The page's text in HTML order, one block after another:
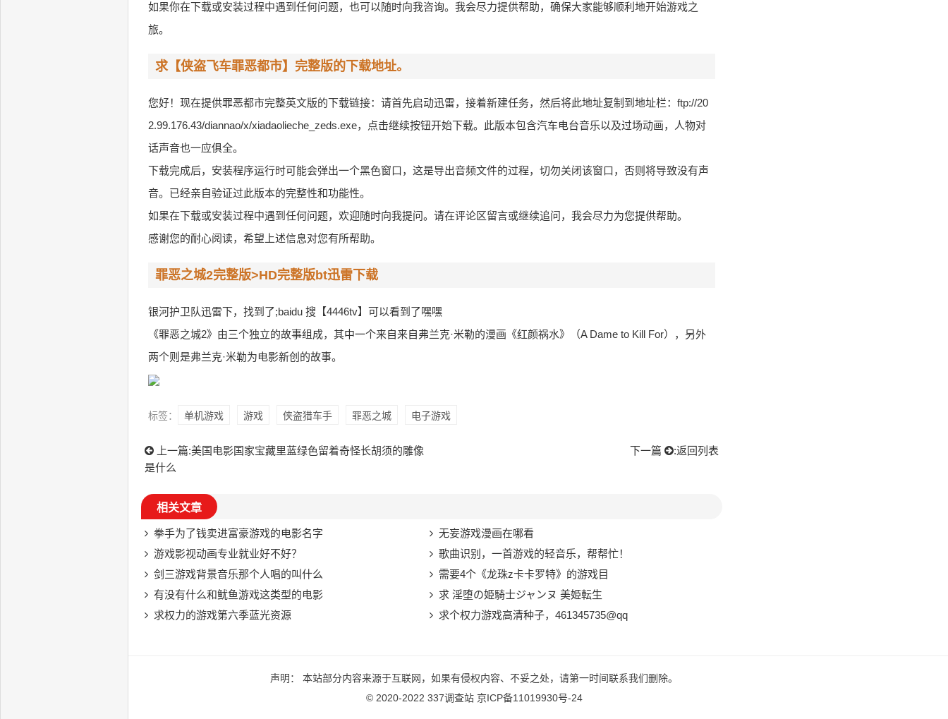
如果你在下载或安装过程中遇到任何问题，也可以随时向我咨询。我会尽力提供帮助，确保大家能够顺利地开始游戏之
旅。
求【侠盗飞车罪恶都市】完整版的下载地址。
您好！现在提供罪恶都市完整英文版的下载链接：请首先启动迅雷，接着新建任务，然后将此地址复制到地址栏：ftp://20
2.99.176.43/diannao/x/xiadaolieche_zeds.exe，点击继续按钮开始下载。此版本包含汽车电台音乐以及过场动画，人物对
话声音也一应俱全。
下载完成后，安装程序运行时可能会弹出一个黑色窗口，这是导出音频文件的过程，切勿关闭该窗口，否则将导致没有声
音。已经亲自验证过此版本的完整性和功能性。
如果在下载或安装过程中遇到任何问题，欢迎随时向我提问。请在评论区留言或继续追问，我会尽力为您提供帮助。
感谢您的耐心阅读，希望上述信息对您有所帮助。
罪恶之城2完整版>HD完整版bt迅雷下载
银河护卫队迅雷下，找到了;baidu 搜【4446tv】可以看到了嘿嘿
《罪恶之城2》由三个独立的故事组成，其中一个来自来自弗兰克·米勒的漫画《红颜祸水》（A Dame to Kill For），另外
两个则是弗兰克·米勒为电影新创的故事。
标签： 单机游戏 游戏 侠盗猎车手 罪恶之城 电子游戏
上一篇:美国电影国家宝藏里蓝绿色留着奇怪长胡须的雕像
是什么
下一篇 :返回列表
相关文章
拳手为了钱卖进富豪游戏的电影名字
无妄游戏漫画在哪看
游戏影视动画专业就业好不好？
歌曲识别，一首游戏的轻音乐，帮帮忙！
剑三游戏背景音乐那个人唱的叫什么
需要4个《龙珠z卡卡罗特》的游戏目
有没有什么和鱿鱼游戏这类型的电影
求 淫堕の姫騎士ジャンヌ 美姫転生
求权力的游戏第六季蓝光资源
求个权力游戏高清种子，461345735@qq
声明： 本站部分内容来源于互联网，如果有侵权内容、不妥之处，请第一时间联系我们删除。
© 2020-2022 337调查站 京ICP备11019930号-24